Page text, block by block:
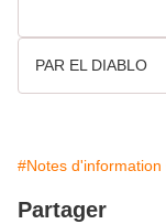
PAR EL DIABLO
#Notes d'information
Partager